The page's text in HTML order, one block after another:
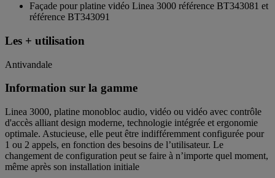
Façade pour platine vidéo Linea 3000 référence BT343081 et
référence BT343091
Les + utilisation
Antivandale
Information sur la gamme
Linea 3000, platine monobloc audio, vidéo ou vidéo avec contrôle
d'accès alliant design moderne, technologie intégrée et ergonomie
optimale. Astucieuse, elle peut être indifféremment configurée pour
1 ou 2 appels, en fonction des besoins de l’utilisateur. Le
changement de configuration peut se faire à n’importe quel moment,
même après son installation initiale